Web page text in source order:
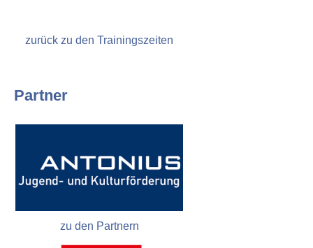
Partner
zu den Partnern
zurück zu den Trainingszeiten